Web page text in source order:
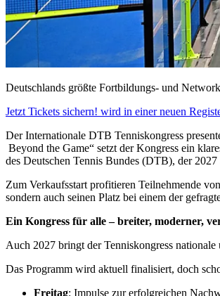
Deutschlands größte Fortbildungs- und
Jetzt Tickets sichern! wird in einer neuen
Der Internationale DTB Tenniskongress
Beyond the Game“ setzt der Kongress ein
des Deutschen Tennis Bundes (DTB), der
Zum Verkaufsstart profitieren Teilnehmende
sondern auch seinen Platz bei einem der
Ein Kongress für alle – breiter, moderner,
Auch 2027 bringt der Tenniskongress
Das Programm wird aktuell finalisiert, doch
Freitag: Impulse zur erfolgreichen